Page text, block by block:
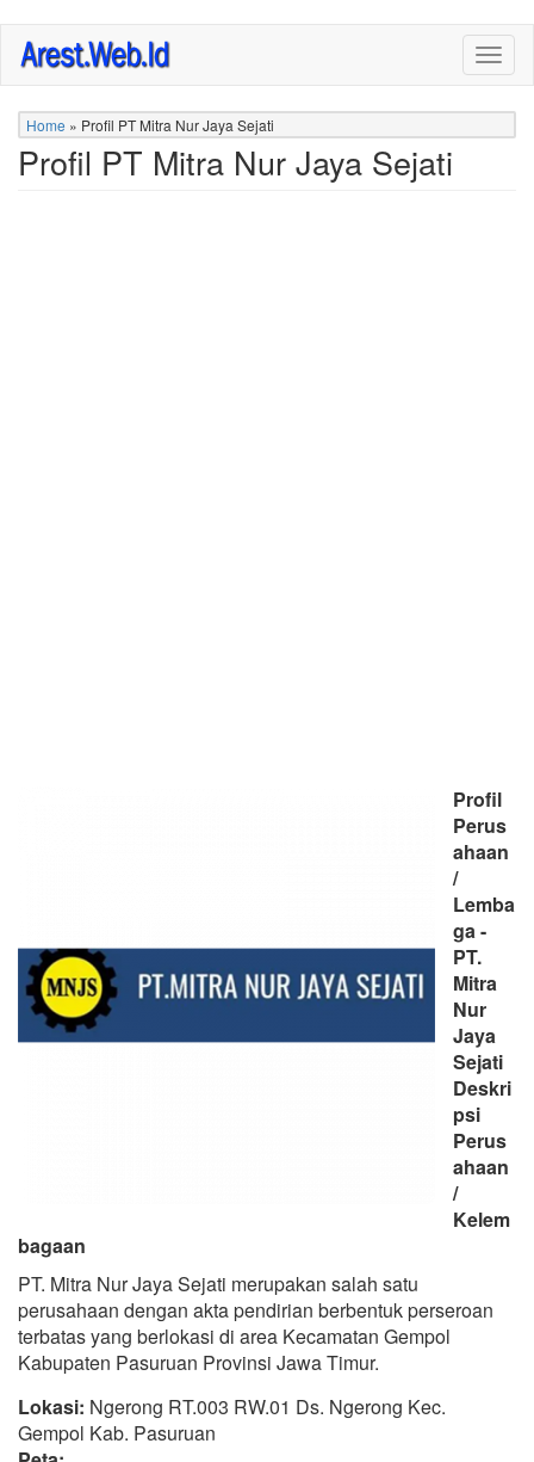
Skip
main
content
Home » Profil PT Mitra Nur Jaya Sejati
Profil PT Mitra Nur Jaya Sejati
Profil
Perus
ahaan
/
Lemba
ga -
PT.
Mitra
Nur
Jaya
Sejati
Deskri
psi
Perus
ahaan
/
Kelem
bagaan
PT. Mitra Nur Jaya Sejati merupakan salah satu
perusahaan dengan akta pendirian berbentuk perseroan
terbatas yang berlokasi di area Kecamatan Gempol
Kabupaten Pasuruan Provinsi Jawa Timur.
Lokasi: Ngerong RT.003 RW.01 Ds. Ngerong Kec.
Gempol Kab. Pasuruan